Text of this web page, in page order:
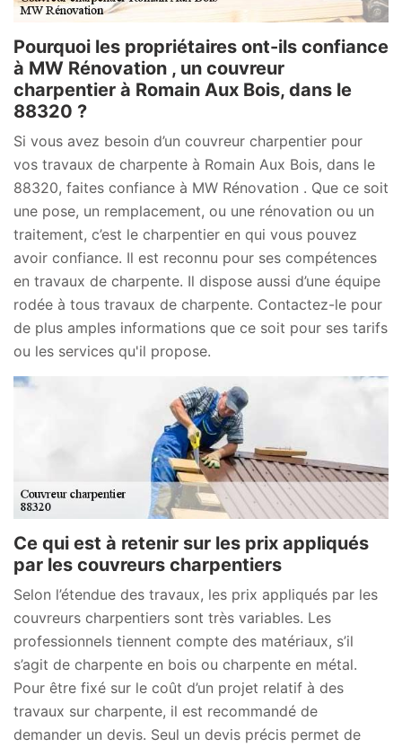
Pourquoi les propriétaires ont-ils confiance
à MW Rénovation , un couvreur
charpentier à Romain Aux Bois, dans le
88320 ?
Si vous avez besoin d’un couvreur charpentier pour
vos travaux de charpente à Romain Aux Bois, dans le
88320, faites confiance à MW Rénovation . Que ce soit
une pose, un remplacement, ou une rénovation ou un
traitement, c’est le charpentier en qui vous pouvez
avoir confiance. Il est reconnu pour ses compétences
en travaux de charpente. Il dispose aussi d’une équipe
rodée à tous travaux de charpente. Contactez-le pour
de plus amples informations que ce soit pour ses tarifs
ou les services qu'il propose.
Ce qui est à retenir sur les prix appliqués
par les couvreurs charpentiers
Selon l’étendue des travaux, les prix appliqués par les
couvreurs charpentiers sont très variables. Les
professionnels tiennent compte des matériaux, s’il
s’agit de charpente en bois ou charpente en métal.
Pour être fixé sur le coût d’un projet relatif à des
travaux sur charpente, il est recommandé de
demander un devis. Seul un devis précis permet de